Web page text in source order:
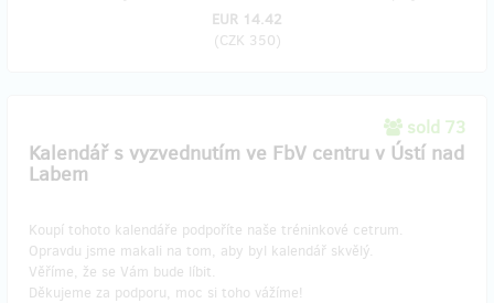
EUR 14.42
(CZK 350)
sold 73
Kalendář s vyzvednutím ve FbV centru v Ústí nad
Labem
Koupí tohoto kalendáře podpoříte naše tréninkové cetrum.
Opravdu jsme makali na tom, aby byl kalendář skvělý.
Věříme, že se Vám bude líbit.
Děkujeme za podporu, moc si toho vážíme!